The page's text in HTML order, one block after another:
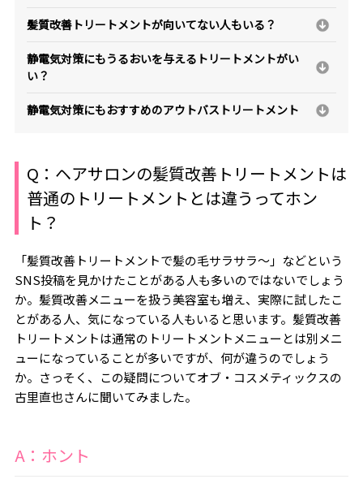
髪質改善トリートメントが向いてない人もいる？
静電気対策にもうるおいを与えるトリートメントがい
い？
静電気対策にもおすすめのアウトバストリートメント
Q：ヘアサロンの髪質改善トリートメントは
普通のトリートメントとは違うってホン
ト？
「髪質改善トリートメントで髪の毛サラサラ～」などという
SNS投稿を見かけたことがある人も多いのではないでしょう
か。髪質改善メニューを扱う美容室も増え、実際に試したこ
とがある人、気になっている人もいると思います。髪質改善
トリートメントは通常のトリートメントメニューとは別メニ
ューになっていることが多いですが、何が違うのでしょう
か。さっそく、この疑問についてオブ・コスメティックスの
古里直也さんに聞いてみました。
A：ホント